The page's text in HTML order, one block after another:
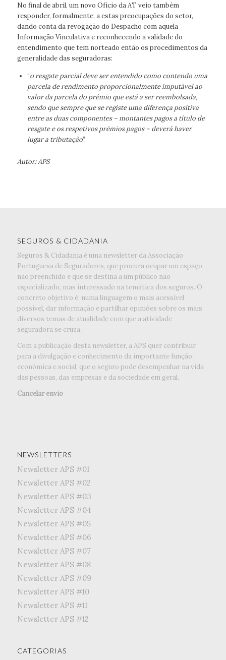
No final de abril, um novo Ofício da AT veio também
responder, formalmente, a estas preocupações do setor,
dando conta da revogação do Despacho com aquela
Informação Vinculativa e reconhecendo a validade do
entendimento que tem norteado então os procedimentos da
generalidade das seguradoras:
“o resgate parcial deve ser entendido como contendo uma
parcela de rendimento proporcionalmente imputável ao
valor da parcela do prémio que está a ser reembolsada,
sendo que sempre que se registe uma diferença positiva
entre as duas componentes – montantes pagos a título de
resgate e os respetivos prémios pagos – deverá haver
lugar a tributação”.
Autor: APS
SEGUROS & CIDADANIA
Seguros & Cidadania é uma newsletter da Associação
Portuguesa de Seguradores, que procura ocupar um espaço
não preenchido e que se destina a um público não
especializado, mas interessado na temática dos seguros. O
concreto objetivo é, numa linguagem o mais acessível
possível, dar informação e partilhar opiniões sobre os mais
diversos temas de atualidade com que a atividade
seguradora se cruza.
Com a publicação desta newsletter, a APS quer contribuir
para a divulgação e conhecimento da importante função,
económica e social, que o seguro pode desempenhar na vida
das pessoas, das empresas e da sociedade em geral.
Cancelar envio
NEWSLETTERS
Newsletter APS #01
Newsletter APS #02
Newsletter APS #03
Newsletter APS #04
Newsletter APS #05
Newsletter APS #06
Newsletter APS #07
Newsletter APS #08
Newsletter APS #09
Newsletter APS #10
Newsletter APS #11
Newsletter APS #12
CATEGORIAS